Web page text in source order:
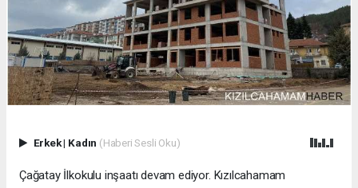
Erkek| Kadın (Haberi Sesli Oku)
Çağatay İlkokulu inşaatı devam ediyor. Kızılcahamam